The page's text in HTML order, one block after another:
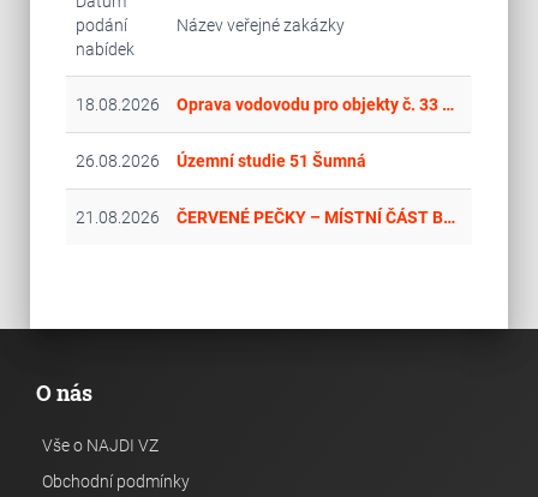
podání
nabídek
Název veřejné zakázky
18.08.2026 Oprava vodovodu pro objekty č. 33 a 403, Dukelská kasárna Lipník nad Bečvou
26.08.2026 Územní studie 51 Šumná
21.08.2026 ČERVENÉ PEČKY – MÍSTNÍ ČÁST BOJIŠTĚ KANALIZACE
O nás
Vše o NAJDI VZ
Obchodní podmínky